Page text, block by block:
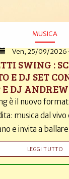
MUSICA
Ven, 25/09/2026
SWING :
E DJ SET
E DJ
è il nuovo
musica dal vivo
e invita a
LEGGI TUTTO